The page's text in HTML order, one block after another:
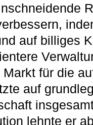
auf billiges
für die
auf
lehnte er